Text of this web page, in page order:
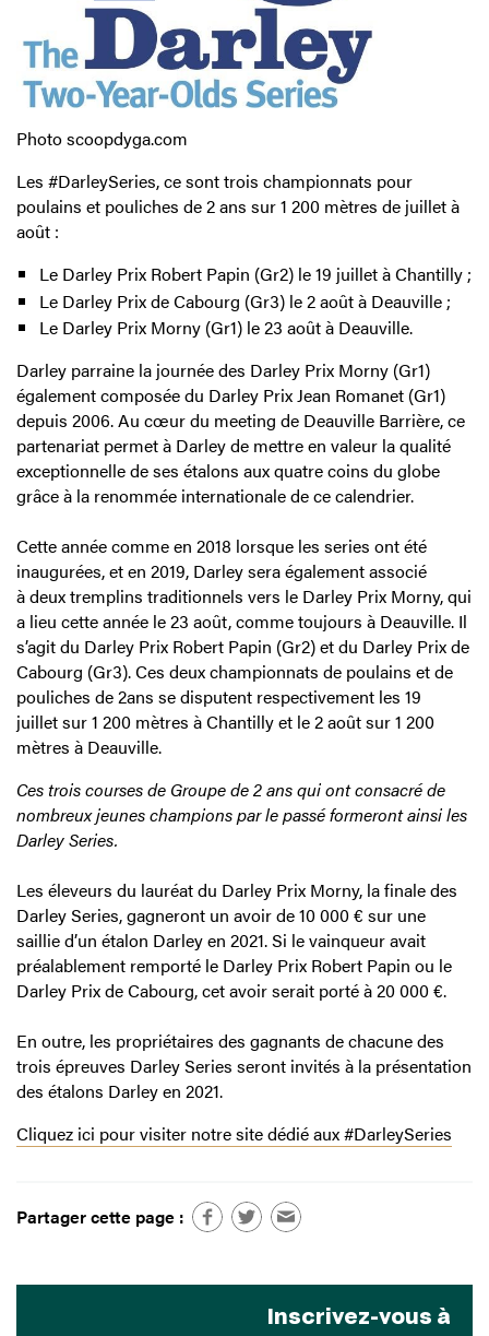
Photo scoopdyga.com
Les #DarleySeries, ce sont trois championnats pour
poulains et pouliches de 2 ans sur 1 200 mètres de juillet à
août :
Le Darley Prix Robert Papin (Gr2) le 19 juillet à Chantilly ;
Le Darley Prix de Cabourg (Gr3) le 2 août à Deauville ;
Le Darley Prix Morny (Gr1) le 23 août à Deauville.
Darley parraine la journée des Darley Prix Morny (Gr1)
également composée du Darley Prix Jean Romanet (Gr1)
depuis 2006. Au cœur du meeting de Deauville Barrière, ce
partenariat permet à Darley de mettre en valeur la qualité
exceptionnelle de ses étalons aux quatre coins du globe
grâce à la renommée internationale de ce calendrier.
Cette année comme en 2018 lorsque les series ont été
inaugurées, et en 2019, Darley sera également associé
à deux tremplins traditionnels vers le Darley Prix Morny, qui
a lieu cette année le 23 août, comme toujours à Deauville. Il
s’agit du Darley Prix Robert Papin (Gr2) et du Darley Prix de
Cabourg (Gr3). Ces deux championnats de poulains et de
pouliches de 2ans se disputent respectivement les 19
juillet sur 1 200 mètres à Chantilly et le 2 août sur 1 200
mètres à Deauville.
Ces trois courses de Groupe de 2 ans qui ont consacré de
nombreux jeunes champions par le passé formeront ainsi les
Darley Series.
Les éleveurs du lauréat du Darley Prix Morny, la finale des
Darley Series, gagneront un avoir de 10 000 € sur une
saillie d’un étalon Darley en 2021. Si le vainqueur avait
préalablement remporté le Darley Prix Robert Papin ou le
Darley Prix de Cabourg, cet avoir serait porté à 20 000 €.
En outre, les propriétaires des gagnants de chacune des
trois épreuves Darley Series seront invités à la présentation
des étalons Darley en 2021.
Cliquez ici pour visiter notre site dédié aux #DarleySeries
Partager cette page :
Inscrivez-vous à